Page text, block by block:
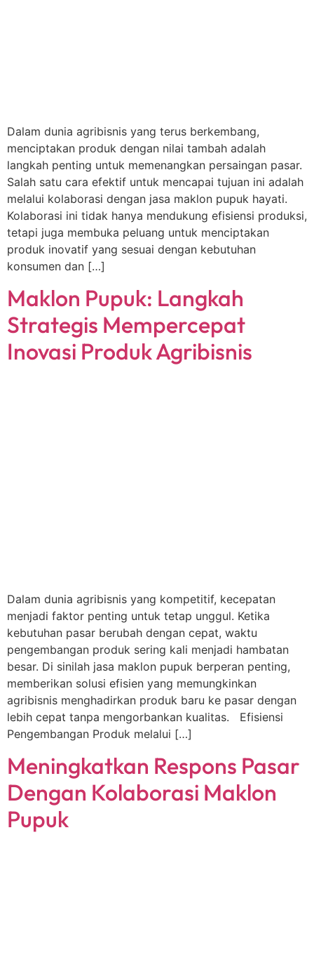
Dalam dunia agribisnis yang terus berkembang,
menciptakan produk dengan nilai tambah adalah
langkah penting untuk memenangkan persaingan pasar.
Salah satu cara efektif untuk mencapai tujuan ini adalah
melalui kolaborasi dengan jasa maklon pupuk hayati.
Kolaborasi ini tidak hanya mendukung efisiensi produksi,
tetapi juga membuka peluang untuk menciptakan
produk inovatif yang sesuai dengan kebutuhan
konsumen dan […]
Maklon Pupuk: Langkah
Strategis Mempercepat
Inovasi Produk Agribisnis
Dalam dunia agribisnis yang kompetitif, kecepatan
menjadi faktor penting untuk tetap unggul. Ketika
kebutuhan pasar berubah dengan cepat, waktu
pengembangan produk sering kali menjadi hambatan
besar. Di sinilah jasa maklon pupuk berperan penting,
memberikan solusi efisien yang memungkinkan
agribisnis menghadirkan produk baru ke pasar dengan
lebih cepat tanpa mengorbankan kualitas. Efisiensi
Pengembangan Produk melalui […]
Meningkatkan Respons Pasar
Dengan Kolaborasi Maklon
Pupuk